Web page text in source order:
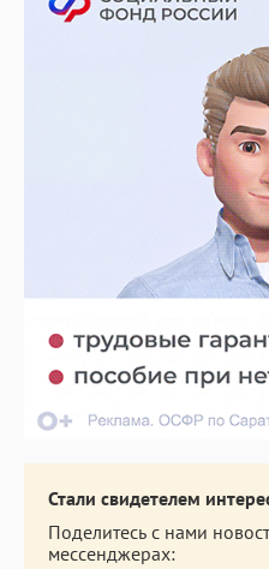
Стали свидетелем
Поделитесь с нами
мессенджерах: